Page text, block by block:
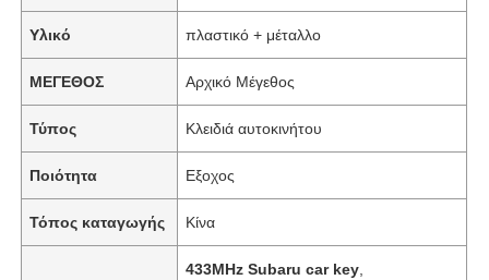
Υλικό πλαστικό + μέταλλο
ΜΕΓΕΘΟΣ Αρχικό Μέγεθος
Τύπος Κλειδιά αυτοκινήτου
Ποιότητα Εξοχος
Τόπος καταγωγής Κίνα
433MHz Subaru car key